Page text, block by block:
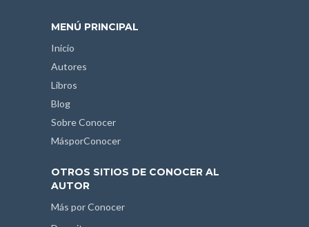
MENÚ PRINCIPAL
Inicio
Autores
Libros
Blog
Sobre Conocer
MásporConocer
OTROS SITIOS DE CONOCER AL
AUTOR
Más por Conocer